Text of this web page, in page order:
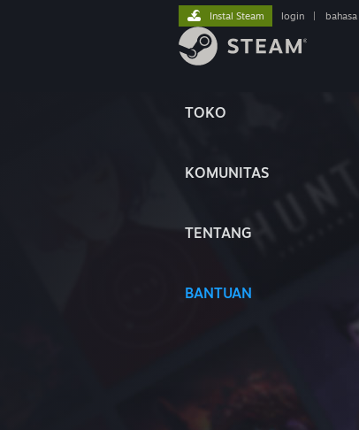
TOKO
KOMUNITAS
TENTANG
BANTUAN
Instal Steam login bahasa